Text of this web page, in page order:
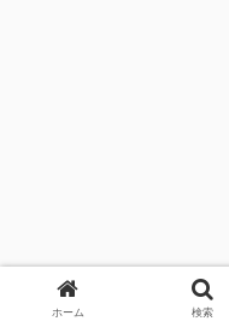
ホーム 検索